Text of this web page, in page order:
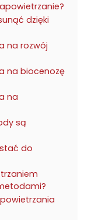
dzięki
na rozwój
na biocenozę
na
są
do